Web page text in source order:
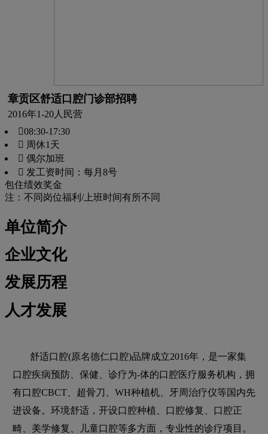
章贡区舒适口腔门诊部招聘
2016年1-20人 民营
08:30-17:30
 周休1天
 偶尔加班
 发工资时间：每月8号
包住绩效奖金
注：不同岗位福利/上班时间有所不同
单位简介
企业文化
发展历程
人才发展
舒适口腔(原名德仁口腔)品牌成立2016年，是一家集
口腔疾病预防、保健、诊疗为-体的口腔医疗服务机构，拥
有口腔CBCT、超骨刀、WH种植机、牙周治疗仪等国内先
进设备。环境舒适，开设口腔种植、口腔修复、口腔正
畸、美学修复、儿童口腔等多方面，专业性的诊疗项目。